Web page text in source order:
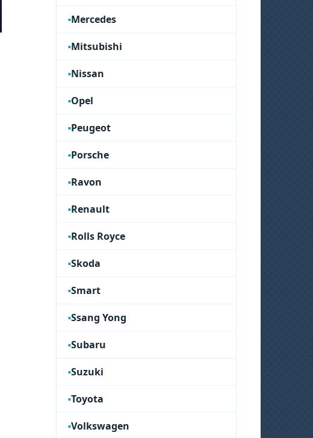
Mercedes
Mitsubishi
Nissan
Opel
Peugeot
Porsche
Ravon
Renault
Rolls Royce
Skoda
Smart
Ssang Yong
Subaru
Suzuki
Toyota
Volkswagen